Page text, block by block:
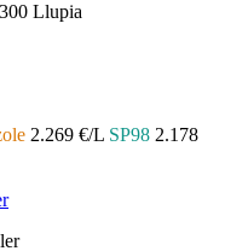
Llupia
2.269 €/L SP98 2.178